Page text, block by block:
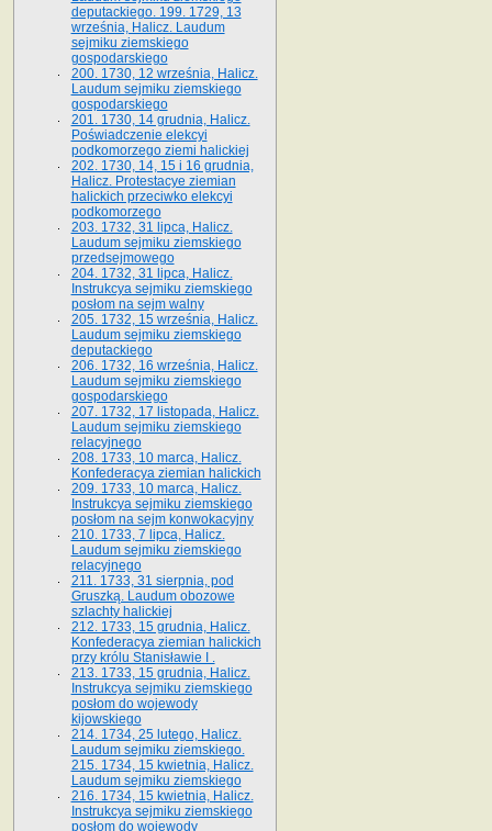
deputackiego. 199. 1729, 13
września, Halicz. Laudum
sejmiku ziemskiego
gospodarskiego
200. 1730, 12 września, Halicz.
Laudum sejmiku ziemskiego
gospodarskiego
201. 1730, 14 grudnia, Halicz.
Poświadczenie elekcyi
podkomorzego ziemi halickiej
202. 1730, 14, 15 i 16 grudnia,
Halicz. Protestacye ziemian
halickich przeciwko elekcyi
podkomorzego
203. 1732, 31 lipca, Halicz.
Laudum sejmiku ziemskiego
przedsejmowego
204. 1732, 31 lipca, Halicz.
Instrukcya sejmiku ziemskiego
posłom na sejm walny
205. 1732, 15 września, Halicz.
Laudum sejmiku ziemskiego
deputackiego
206. 1732, 16 września, Halicz.
Laudum sejmiku ziemskiego
gospodarskiego
207. 1732, 17 listopada, Halicz.
Laudum sejmiku ziemskiego
relacyjnego
208. 1733, 10 marca, Halicz.
Konfederacya ziemian halickich­
209. 1733, 10 marca, Halicz.
Instrukcya sejmiku ziemskiego
posłom na sejm konwokacyjny
210. 1733, 7 lipca, Halicz.
Laudum sejmiku ziemskiego
relacyjnego
211. 1733, 31 sierpnia, pod
Gruszką. Laudum obozowe
szlachty halickiej
212. 1733, 15 grudnia, Halicz.
Konfederacya ziemian halickich
przy królu Stanisławie I .
213. 1733, 15 grudnia, Halicz.
Instrukcya sejmiku ziemskiego
posłom do wojewody
kijowskiego
214. 1734, 25 lutego, Halicz.
Laudum sejmiku ziemskiego.
215. 1734, 15 kwietnia, Halicz.
Laudum sejmiku ziemskiego
216. 1734, 15 kwietnia, Halicz.
Instrukcya sejmiku ziemskiego
posłom do wojewody